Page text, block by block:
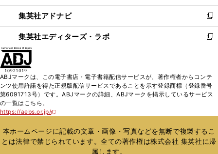
開
く
ウ
で
開
く
ン
ド
ウ
で
ウ
ィ
ン
ド
く
集英社アドナビ
新
し
い
ド
ウ
で
集英社エディターズ・ラボ
新
ィ
ン
ド
開
く
ABJマークは、この電子書店・電子書籍配信サービスが、著作権者からコンテ
ンツ使用許諾を得た正規版配信サービスであることを示す登録商標（登録番号
第6091713号）です。ABJマークの詳細、ABJマークを掲示しているサービス
の一覧はこちら。
https://aebs.or.jp/
新
い
ウ
ィ
本ホームページに記載の文章・画像・写真などを無断で複製するこ
とは法律で禁じられています。全ての著作権は株式会社 集英社に帰
属します。